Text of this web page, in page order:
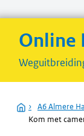
Online
Home
› A6 Almere
Kom met